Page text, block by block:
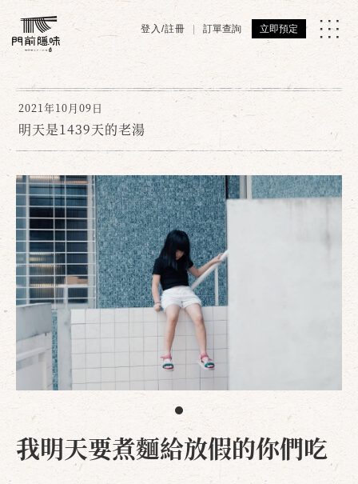
登入/註冊 訂單查詢 立即預定
2021年10月09日
明天是1439天的老湯
我明天要煮麵給放假的你們吃